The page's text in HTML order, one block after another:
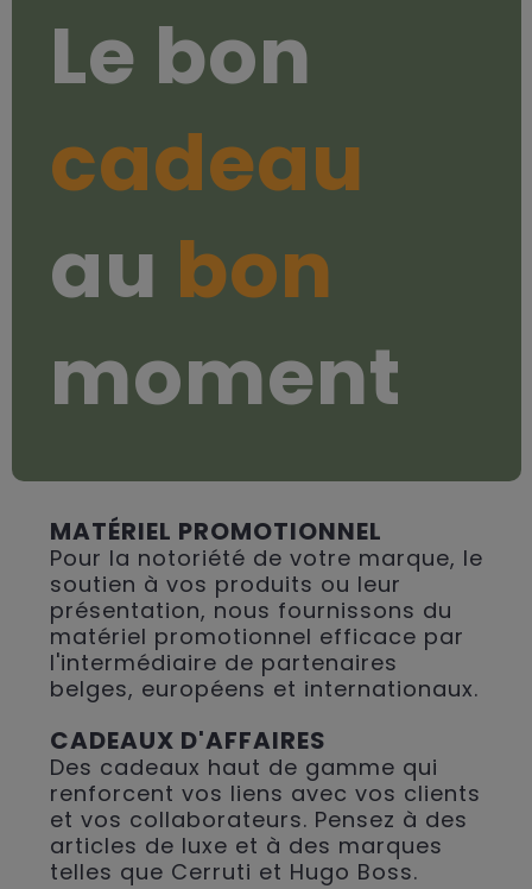
Le bon
cadeau
au bon
moment
MATÉRIEL PROMOTIONNEL
Pour la notoriété de votre marque, le
soutien à vos produits ou leur
présentation, nous fournissons du
matériel promotionnel efficace par
l'intermédiaire de partenaires
belges, européens et internationaux.
CADEAUX D'AFFAIRES
Des cadeaux haut de gamme qui
renforcent vos liens avec vos clients
et vos collaborateurs. Pensez à des
articles de luxe et à des marques
telles que Cerruti et Hugo Boss.